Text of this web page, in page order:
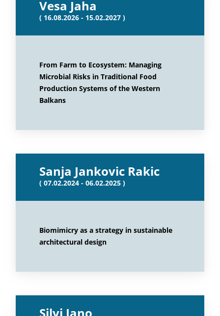
Vesa Jaha
( 16.08.2026 - 15.02.2027 )
From Farm to Ecosystem: Managing
Microbial Risks in Traditional Food
Production Systems of the Western
Balkans
Sanja Jankovic Rakic
( 07.02.2024 - 06.02.2025 )
Biomimicry as a strategy in sustainable
architectural design